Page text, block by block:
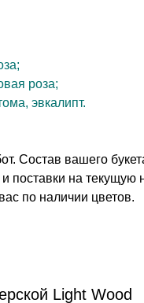
роза;
эвкалипт.
Состав вашего
поставки на текущую
по наличии цветов.
Light Wood